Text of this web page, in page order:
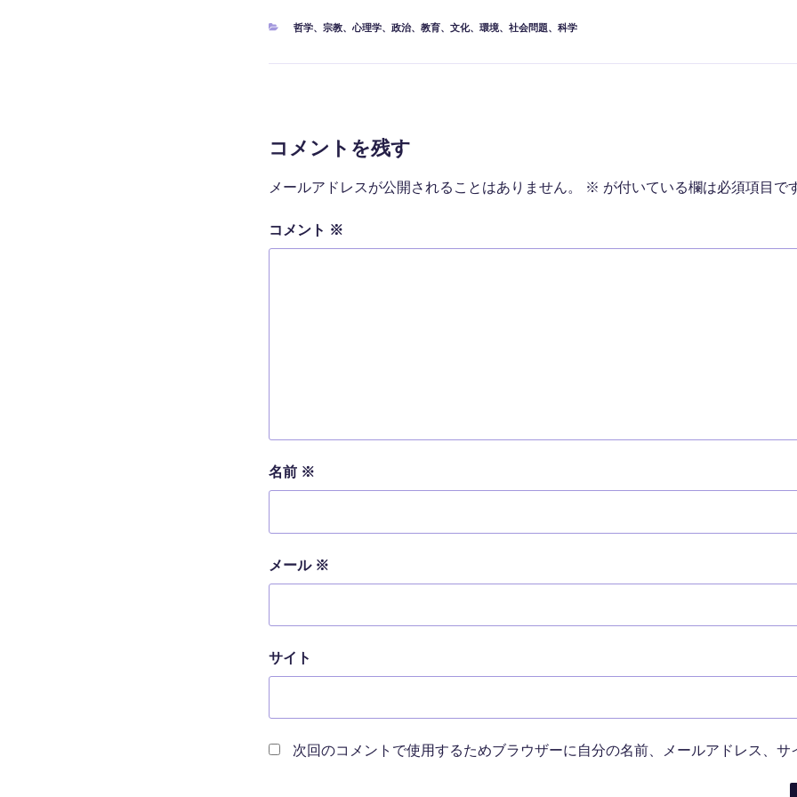
カ
哲学、 宗教、 心理学、 政治、 教育、 文化、 環境、 社会問題、 科学
コメントを残す
メールアドレスが公開されることはありません。 ※ が付いている欄は必須項目で
コメント ※
名前 ※
メール ※
サイト
次回のコメントで使用するためブラウザーに自分の名前、メールアドレス、サ